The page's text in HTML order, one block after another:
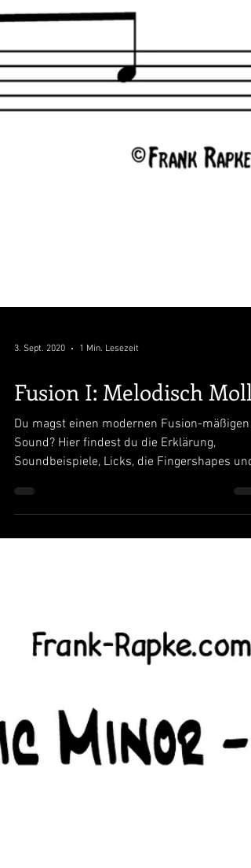
3. Sept. 2020 1 Min. Lesezeit
Fusion I: Melodisch Moll
Du magst einen modernen Fusion-mäßigen
Sound? Hier findest du die Erklärung,
Soundbeispiele, Licks, die Fingershapes und